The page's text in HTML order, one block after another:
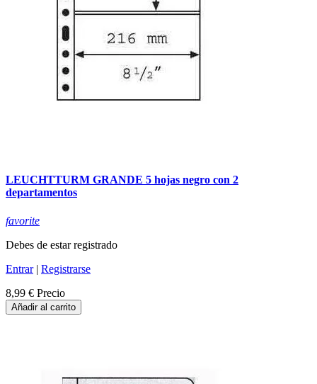
LEUCHTTURM GRANDE 5 hojas negro con 2
departamentos
favorite
Debes de estar registrado
Entrar| Registrarse
8,99 € Precio
Añadir al carrito